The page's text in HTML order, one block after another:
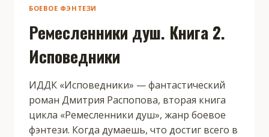
БОЕВОЕ ФЭНТЕЗИ
Ремесленники душ. Книга 2.
Исповедники
ИДДК «Исповедники» — фантастический
роман Дмитрия Распопова, вторая книга
цикла «Ремесленники душ», жанр боевое
фэнтези. Когда думаешь, что достиг всего в